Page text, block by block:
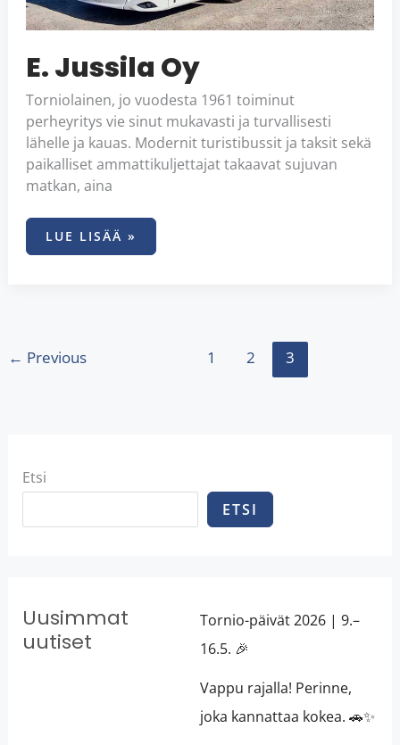
E. Jussila Oy
Torniolainen, jo vuodesta 1961 toiminut
perheyritys vie sinut mukavasti ja turvallisesti
lähelle ja kauas. Modernit turistibussit ja taksit sekä
paikalliset ammattikuljettajat takaavat sujuvan
matkan, aina
LUE LISÄÄ »
← Previous 1 2 3
Etsi
ETSI
Uusimmat
uutiset
Tornio-päivät 2026 | 9.–
16.5. 🎉
Vappu rajalla! Perinne,
joka kannattaa kokea. 🚗✨